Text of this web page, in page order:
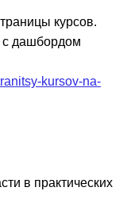
курсов.
с дашбордом
kursov-na-
в практических